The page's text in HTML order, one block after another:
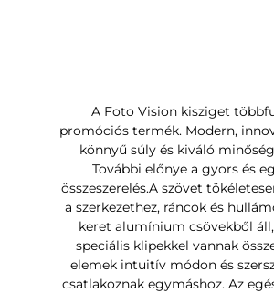
A Foto Vision kisziget
promóciós termék. Modern,
könnyű súly és kiváló
További előnye a gyors és
összeszerelés.A szövet
a szerkezethez, ráncok és
keret alumínium csövekből
speciális klipekkel vannak
elemek intuitív módon és
csatlakoznak egymáshoz. Az